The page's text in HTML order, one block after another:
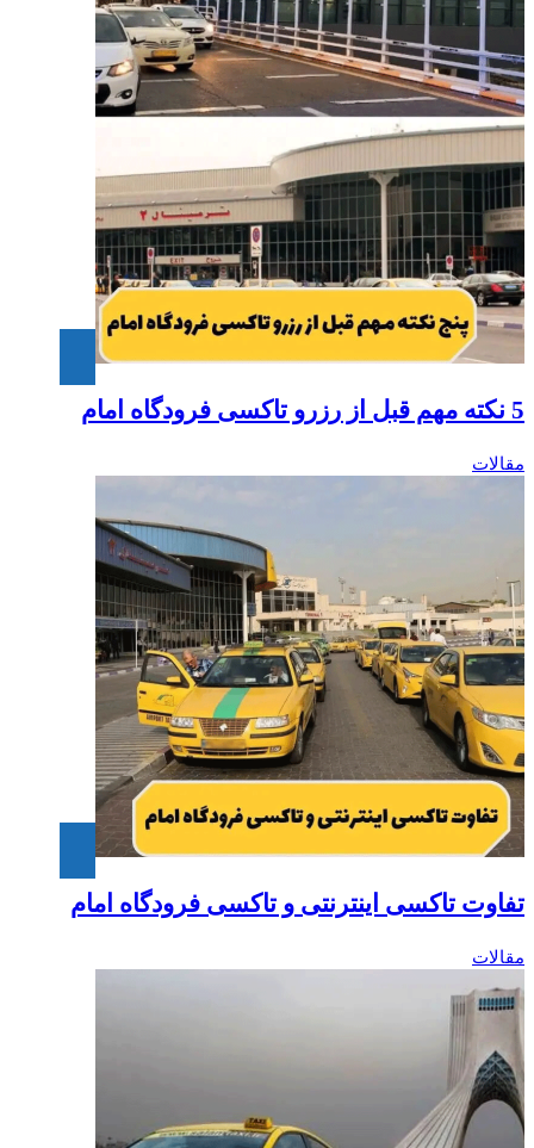
5 نکته مهم قبل از رزرو تاکسی فرودگاه امام‎
مقالات
تفاوت تاکسی اینترنتی و تاکسی فرودگاه امام‎
مقالات